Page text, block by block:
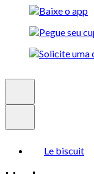
Le biscuit